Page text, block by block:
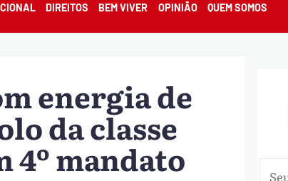
DIREITOS BEM VIVER OPINIÃO QUEM SOMOS
energia de
da classe
4º mandato